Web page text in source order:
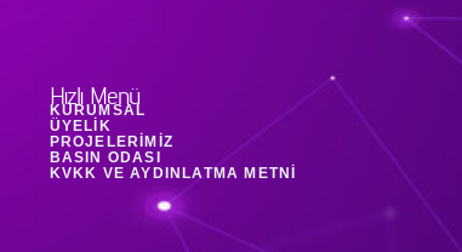
Hızlı Menü
KURUMSAL
ÜYELIK
PROJELERIMIZ
BASIN ODASI
KVKK VE AYDINLATMA METNI